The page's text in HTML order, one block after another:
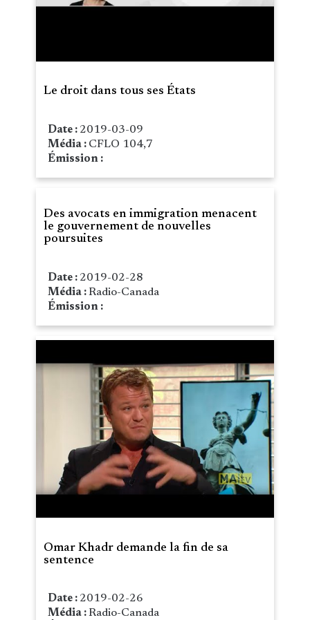
Le droit dans tous ses États
Date : 2019-03-09
Média : CFLO 104,7
Émission :
Des avocats en immigration menacent
le gouvernement de nouvelles
poursuites
Date : 2019-02-28
Média :Radio-Canada
Émission :
Omar Khadr demande la fin de sa
sentence
Date : 2019-02-26
Média :Radio-Canada